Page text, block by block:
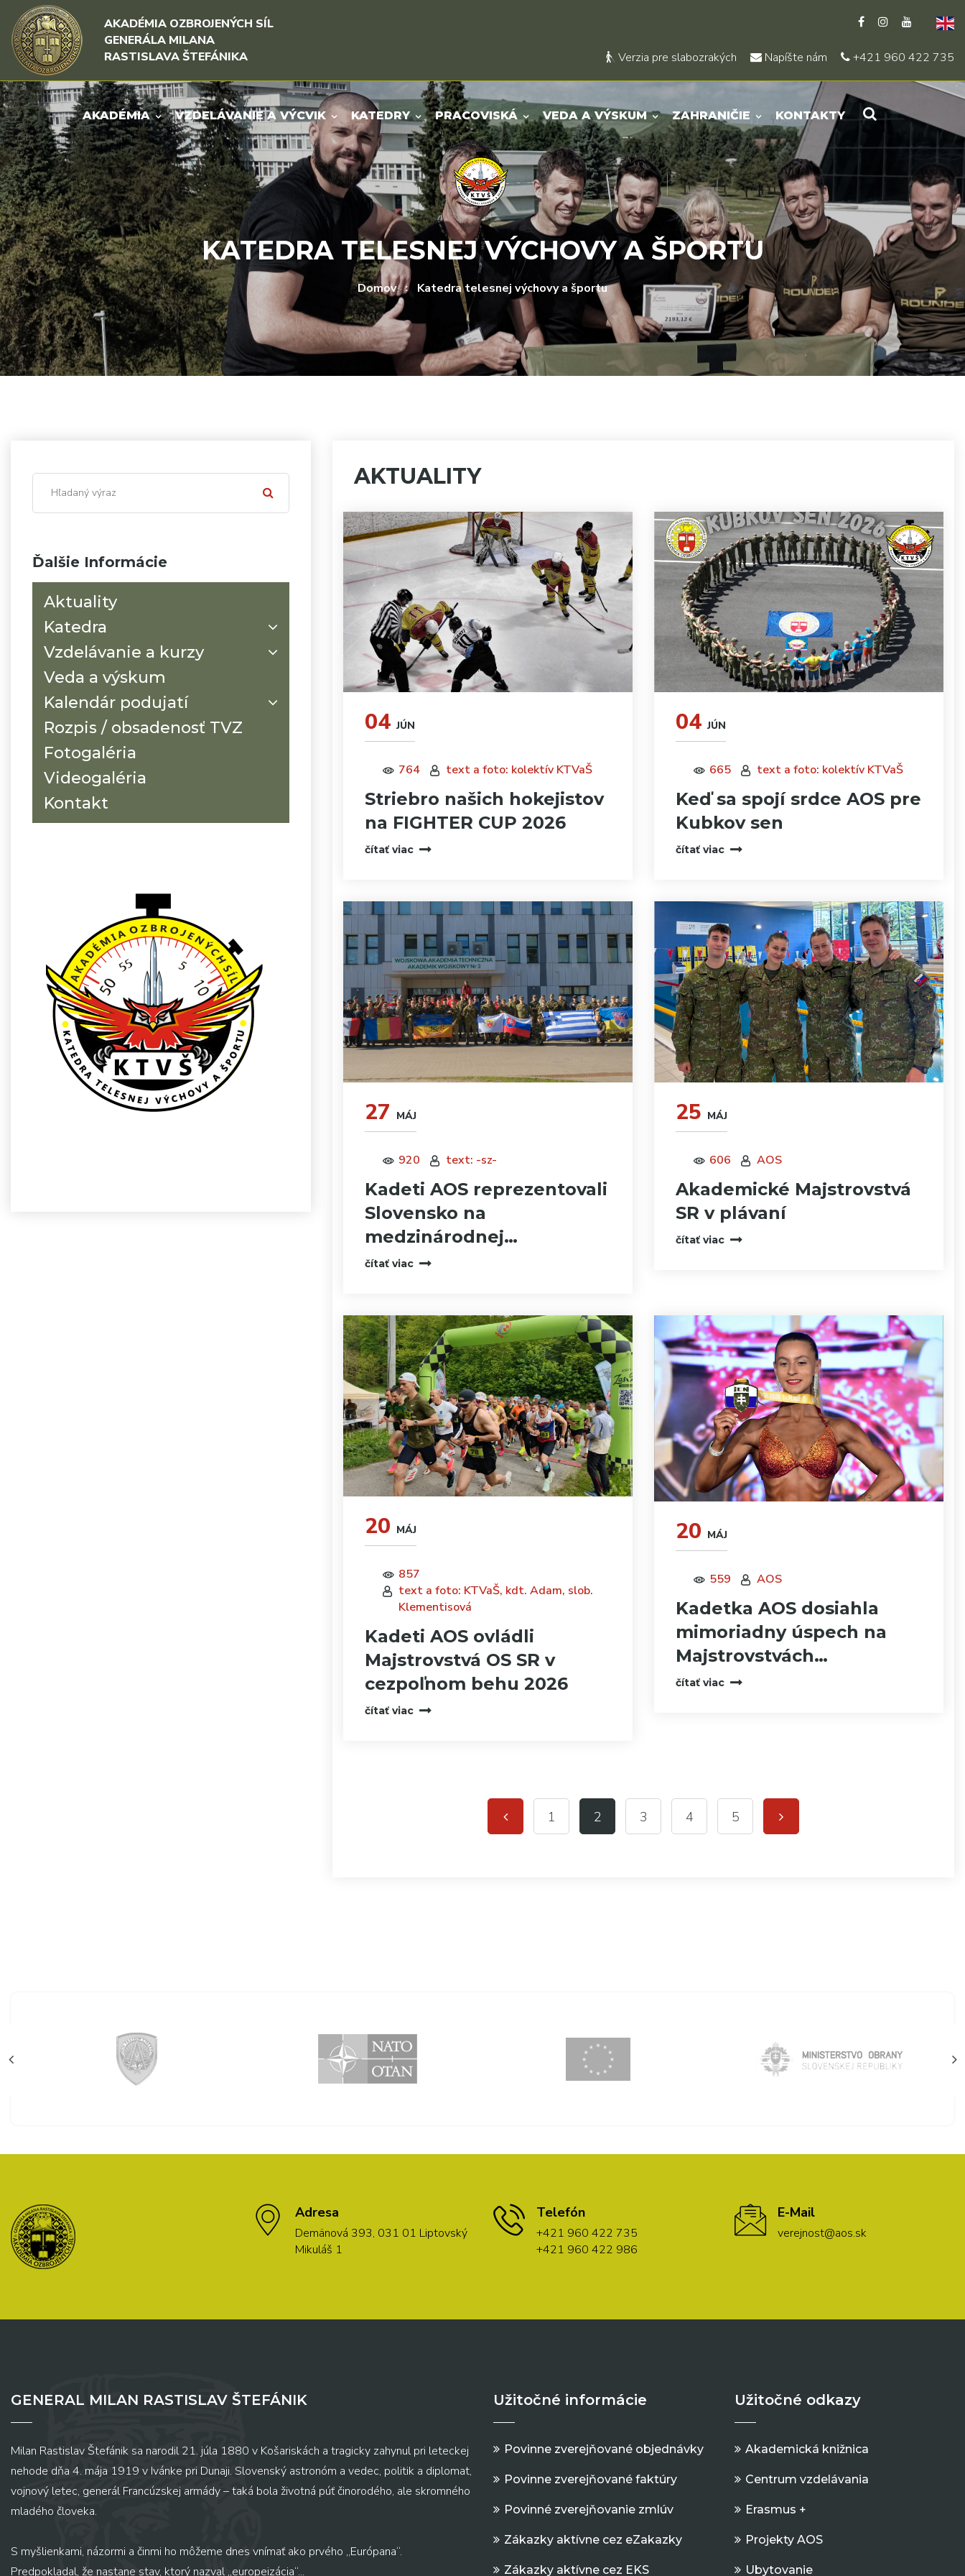
Rovno na obsah
Rovno na menu
AKADÉMIA OZBROJENÝCH SÍL
GENERÁLA MILANA
RASTISLAVA ŠTEFÁNIKA
Verzia pre slabozrakých Napíšte nám +421 960 422 735
AKADÉMIA VZDELÁVANIE A VÝCVIK KATEDRY PRACOVISKÁ VEDA A VÝSKUM ZAHRANIČIE KONTAKTY
KATEDRA TELESNEJ VÝCHOVY A ŠPORTU
Domov Katedra telesnej výchovy a športu
Ďalšie Informácie
Aktuality
Katedra
Vzdelávanie a kurzy
Veda a výskum
Kalendár podujatí
Rozpis / obsadenosť TVZ
Fotogaléria
Videogaléria
Kontakt
AKTUALITY
04 JÚN
764 text a foto: kolektív KTVaŠ
Striebro našich hokejistov
na FIGHTER CUP 2026
čítať viac
04 JÚN
665 text a foto: kolektív KTVaŠ
Keď sa spojí srdce AOS pre
Kubkov sen
čítať viac
27 MÁJ
920 text: -sz-
Kadeti AOS reprezentovali
Slovensko na
medzinárodnej…
čítať viac
25 MÁJ
606 AOS
Akademické Majstrovstvá
SR v plávaní
čítať viac
20 MÁJ
857
text a foto: KTVaŠ, kdt. Adam, slob.
Klementisová
Kadeti AOS ovládli
Majstrovstvá OS SR v
cezpoľnom behu 2026
čítať viac
20 MÁJ
559 AOS
Kadetka AOS dosiahla
mimoriadny úspech na
Majstrovstvách…
čítať viac
1 2 3 4 5
Adresa
Demänová 393, 031 01 Liptovský
Mikuláš 1
Telefón
+421 960 422 735
+421 960 422 986
E-Mail
verejnost@aos.sk
GENERAL MILAN RASTISLAV ŠTEFÁNIK
Milan Rastislav Štefánik sa narodil 21. júla 1880 v Košariskách a tragicky zahynul pri leteckej
nehode dňa 4. mája 1919 v Ivánke pri Dunaji. Slovenský astronóm a vedec, politik a diplomat,
vojnový letec, generál Francúzskej armády – taká bola životná púť činorodého, ale skromného
mladého človeka.
S myšlienkami, názormi a činmi ho môžeme dnes vnímať ako prvého „Európana“.
Predpokladal, že nastane stav, ktorý nazval „europeizácia“...
Užitočné informácie
Povinne zverejňované objednávky
Povinne zverejňované faktúry
Povinné zverejňovanie zmlúv
Zákazky aktívne cez eZakazky
Zákazky aktívne cez EKS
Užitočné odkazy
Akademická knižnica
Centrum vzdelávania
Erasmus +
Projekty AOS
Ubytovanie